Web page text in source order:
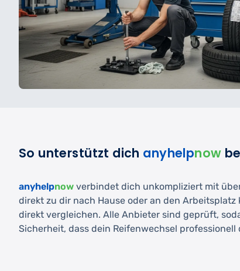
So unterstützt dich anyhelpnow
anyhelpnow verbindet dich unkompliziert mit
direkt zu dir nach Hause oder an den
direkt vergleichen. Alle Anbieter sind geprüft,
Sicherheit, dass dein Reifenwechsel